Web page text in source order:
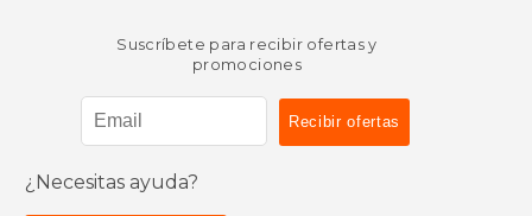
Suscríbete para recibir ofertas y
promociones
¿Necesitas ayuda?